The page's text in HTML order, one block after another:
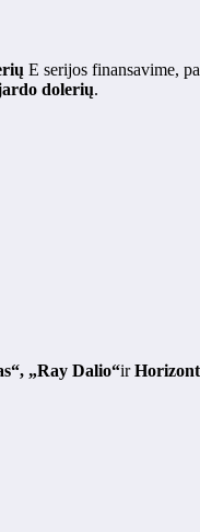
E serijos finansavime,
dolerių.
„Ray Dalio“ir